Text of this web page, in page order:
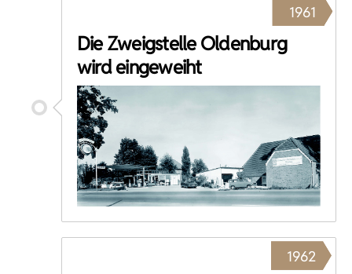
1961
Die Zweigstelle Oldenburg
wird eingeweiht
1962